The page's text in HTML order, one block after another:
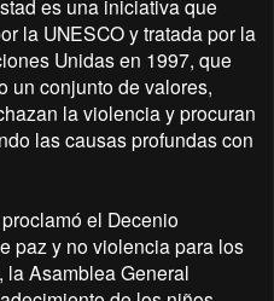
es una iniciativa que
la UNESCO y tratada por la
Unidas en 1997, que
un conjunto de valores,
la violencia y procuran
las causas profundas con
el Decenio
paz y no violencia para los
la Asamblea General